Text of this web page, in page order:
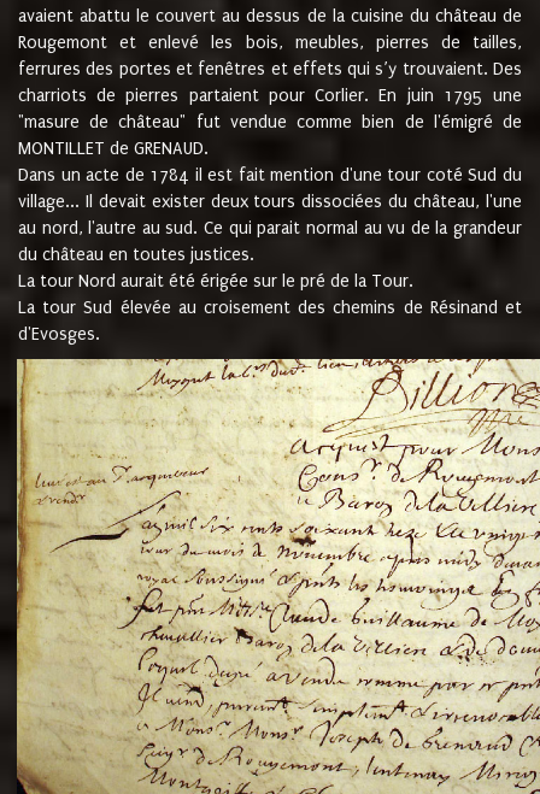
avaient abattu le couvert au dessus de la cuisine du château de
Rougemont et enlevé les bois, meubles, pierres de tailles,
ferrures des portes et fenêtres et effets qui s’y trouvaient. Des
charriots de pierres partaient pour Corlier. En juin 1795 une
"masure de château" fut vendue comme bien de l'émigré de
MONTILLET de GRENAUD.
Dans un acte de 1784 il est fait mention d'une tour coté Sud du
village... Il devait exister deux tours dissociées du château, l'une
au nord, l'autre au sud. Ce qui parait normal au vu de la grandeur
du château en toutes justices.
La tour Nord aurait été érigée sur le pré de la Tour.
La tour Sud élevée au croisement des chemins de Résinand et
d'Evosges.